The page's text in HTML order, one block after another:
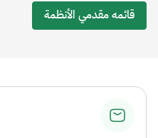
قائمه مقدمي الأنظمة